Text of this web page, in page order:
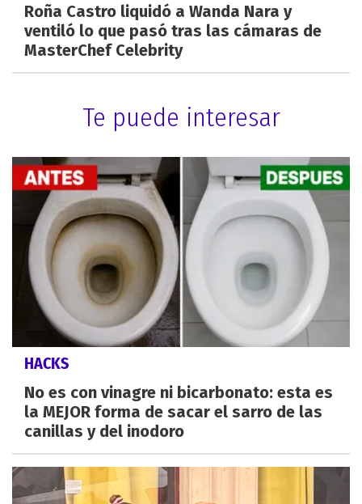
Roña Castro liquidó a Wanda Nara y
ventiló lo que pasó tras las cámaras de
MasterChef Celebrity
Te puede interesar
HACKS
No es con vinagre ni bicarbonato: esta es
la MEJOR forma de sacar el sarro de las
canillas y del inodoro